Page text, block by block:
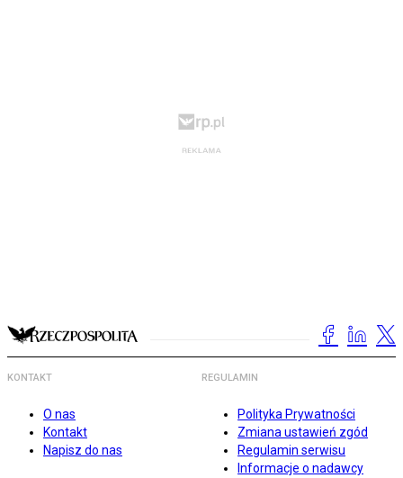
KONTAKT
O nas
Kontakt
Napisz do nas
REGULAMIN
Polityka Prywatności
Zmiana ustawień zgód
Regulamin serwisu
Informacje o nadawcy